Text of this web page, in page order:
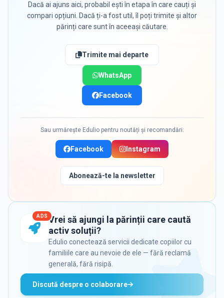
Dacă ai ajuns aici, probabil ești în etapa în care cauți și
compari opțiuni. Dacă ți-a fost util, îl poți trimite și altor
părinți care sunt în aceeași căutare.
Trimite mai departe
WhatsApp
Facebook
Sau urmărește Edulio pentru noutăți și recomandări:
Facebook Instagram
Abonează-te la newsletter
ADS Vrei să ajungi la părinții care caută
activ soluții?
Edulio conectează servicii dedicate copiilor cu
familiile care au nevoie de ele — fără reclamă
generală, fără risipă.
Discută despre o colaborare